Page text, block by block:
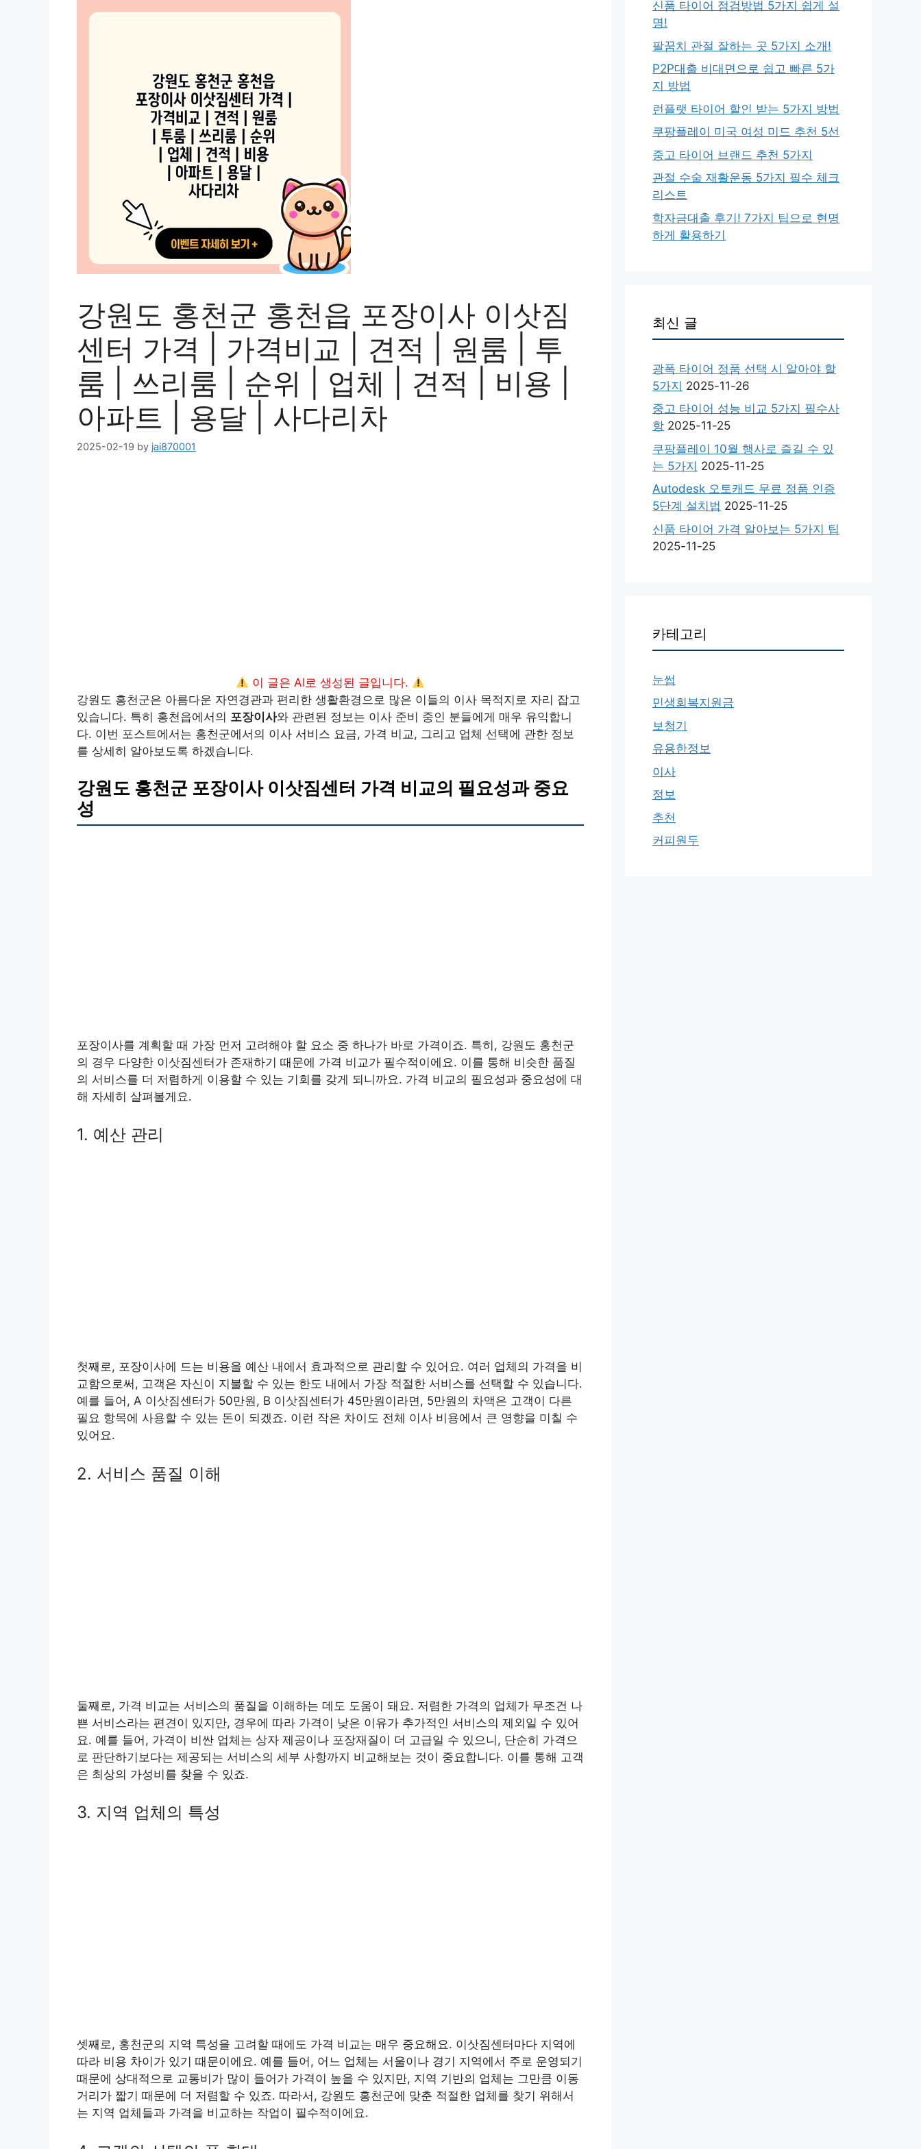
강원도 홍천군 홍천읍 포장이사 이삿짐
센터 가격 | 가격비교 | 견적 | 원룸 | 투
룸 | 쓰리룸 | 순위 | 업체 | 견적 | 비용 |
아파트 | 용달 | 사다리차
2025-02-19 by jai870001
이 글은 AI로 생성된 글입니다.
강원도 홍천군은 아름다운 자연경관과 편리한 생활환경으로 많은 이들의 이사 목적지로 자리 잡고
있습니다. 특히 홍천읍에서의 포장이사와 관련된 정보는 이사 준비 중인 분들에게 매우 유익합니
다. 이번 포스트에서는 홍천군에서의 이사 서비스 요금, 가격 비교, 그리고 업체 선택에 관한 정보
를 상세히 알아보도록 하겠습니다.
강원도 홍천군 포장이사 이삿짐센터 가격 비교의 필요성과 중요
성
포장이사를 계획할 때 가장 먼저 고려해야 할 요소 중 하나가 바로 가격이죠. 특히, 강원도 홍천군
의 경우 다양한 이삿짐센터가 존재하기 때문에 가격 비교가 필수적이에요. 이를 통해 비슷한 품질
의 서비스를 더 저렴하게 이용할 수 있는 기회를 갖게 되니까요. 가격 비교의 필요성과 중요성에 대
해 자세히 살펴볼게요.
1. 예산 관리
첫째로, 포장이사에 드는 비용을 예산 내에서 효과적으로 관리할 수 있어요. 여러 업체의 가격을 비
교함으로써, 고객은 자신이 지불할 수 있는 한도 내에서 가장 적절한 서비스를 선택할 수 있습니다.
예를 들어, A 이삿짐센터가 50만원, B 이삿짐센터가 45만원이라면, 5만원의 차액은 고객이 다른
필요 항목에 사용할 수 있는 돈이 되겠죠. 이런 작은 차이도 전체 이사 비용에서 큰 영향을 미칠 수
있어요.
2. 서비스 품질 이해
둘째로, 가격 비교는 서비스의 품질을 이해하는 데도 도움이 돼요. 저렴한 가격의 업체가 무조건 나
쁜 서비스라는 편견이 있지만, 경우에 따라 가격이 낮은 이유가 추가적인 서비스의 제외일 수 있어
요. 예를 들어, 가격이 비싼 업체는 상자 제공이나 포장재질이 더 고급일 수 있으니, 단순히 가격으
로 판단하기보다는 제공되는 서비스의 세부 사항까지 비교해보는 것이 중요합니다. 이를 통해 고객
은 최상의 가성비를 찾을 수 있죠.
3. 지역 업체의 특성
셋째로, 홍천군의 지역 특성을 고려할 때에도 가격 비교는 매우 중요해요. 이삿짐센터마다 지역에
따라 비용 차이가 있기 때문이에요. 예를 들어, 어느 업체는 서울이나 경기 지역에서 주로 운영되기
때문에 상대적으로 교통비가 많이 들어가 가격이 높을 수 있지만, 지역 기반의 업체는 그만큼 이동
거리가 짧기 때문에 더 저렴할 수 있죠. 따라서, 강원도 홍천군에 맞춘 적절한 업체를 찾기 위해서
는 지역 업체들과 가격을 비교하는 작업이 필수적이에요.
신품 타이어 점검방법 5가지 쉽게 설
명!
팔꿈치 관절 잘하는 곳 5가지 소개!
P2P대출 비대면으로 쉽고 빠른 5가
지 방법
런플랫 타이어 할인 받는 5가지 방법
쿠팡플레이 미국 여성 미드 추천 5선
중고 타이어 브랜드 추천 5가지
관절 수술 재활운동 5가지 필수 체크
리스트
학자금대출 후기! 7가지 팁으로 현명
하게 활용하기
최신 글
광폭 타이어 정품 선택 시 알아야 할
5가지 2025-11-26
중고 타이어 성능 비교 5가지 필수사
항 2025-11-25
쿠팡플레이 10월 행사로 즐길 수 있
는 5가지 2025-11-25
Autodesk 오토캐드 무료 정품 인증
5단계 설치법 2025-11-25
신품 타이어 가격 알아보는 5가지 팁
2025-11-25
카테고리
눈썹
민생회복지원금
보청기
유용한정보
이사
정보
추천
커피원두